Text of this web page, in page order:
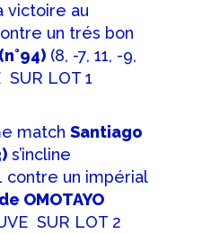
victoire au
un trés bon
(8, -7, 11, -9,
SUR LOT 1
match Santiago
s’incline
un impérial
OMOTAYO
SUR LOT 2